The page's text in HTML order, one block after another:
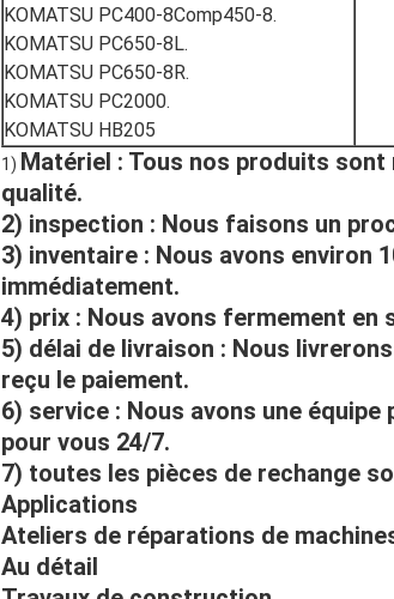
KOMATSU PC400-8Comp450-8.
KOMATSU PC650-8L.
KOMATSU PC650-8R.
KOMATSU PC2000.
KOMATSU HB205
1) Matériel : Tous nos produits
qualité.
2) inspection : Nous faisons un
3) inventaire : Nous avons environ
immédiatement.
4) prix : Nous avons fermement
5) délai de livraison : Nous
reçu le paiement.
6) service : Nous avons une
pour vous 24/7.
7) toutes les pièces de rechange
Applications
Ateliers de réparations de
Au détail